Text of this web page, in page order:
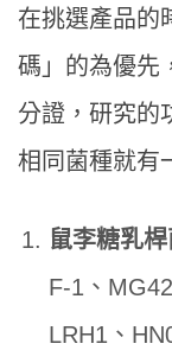
在挑選產品的
碼」的為優先
分證，研究的
相同菌種就有
鼠李糖乳
F-1、
LRH1、